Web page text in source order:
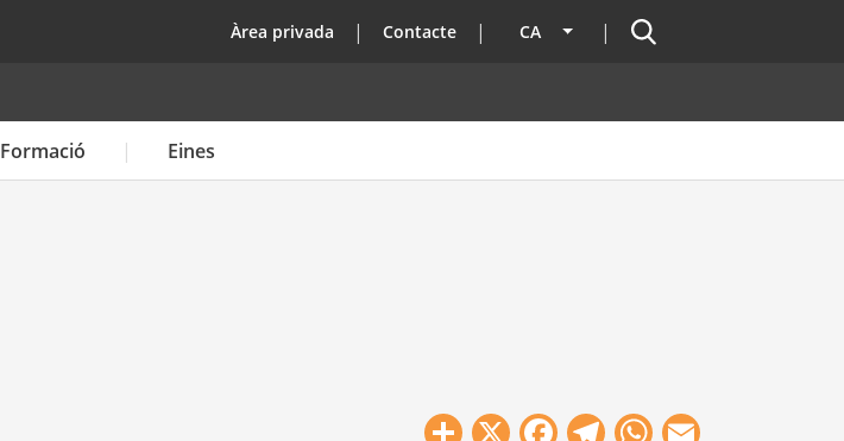
top
Àrea privada Contacte CA Llista les accions addicionals
Cercador
Formació Eines
Share
X Facebook
Telegram
WhatsApp